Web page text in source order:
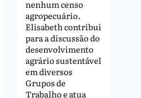
nenhum censo
agropecuário.
Elisabeth contribui
para a discussão do
desenvolvimento
agrário sustentável
em diversos
Grupos de
Trabalho e atua